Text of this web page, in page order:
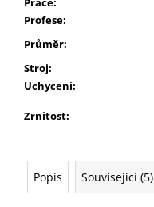
Profese:
Průměr:
Stroj:
Uchycení:
Zrnitost:
Popis Související (5)